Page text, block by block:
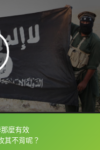
麼有效
其不背呢？
接查字典喔！